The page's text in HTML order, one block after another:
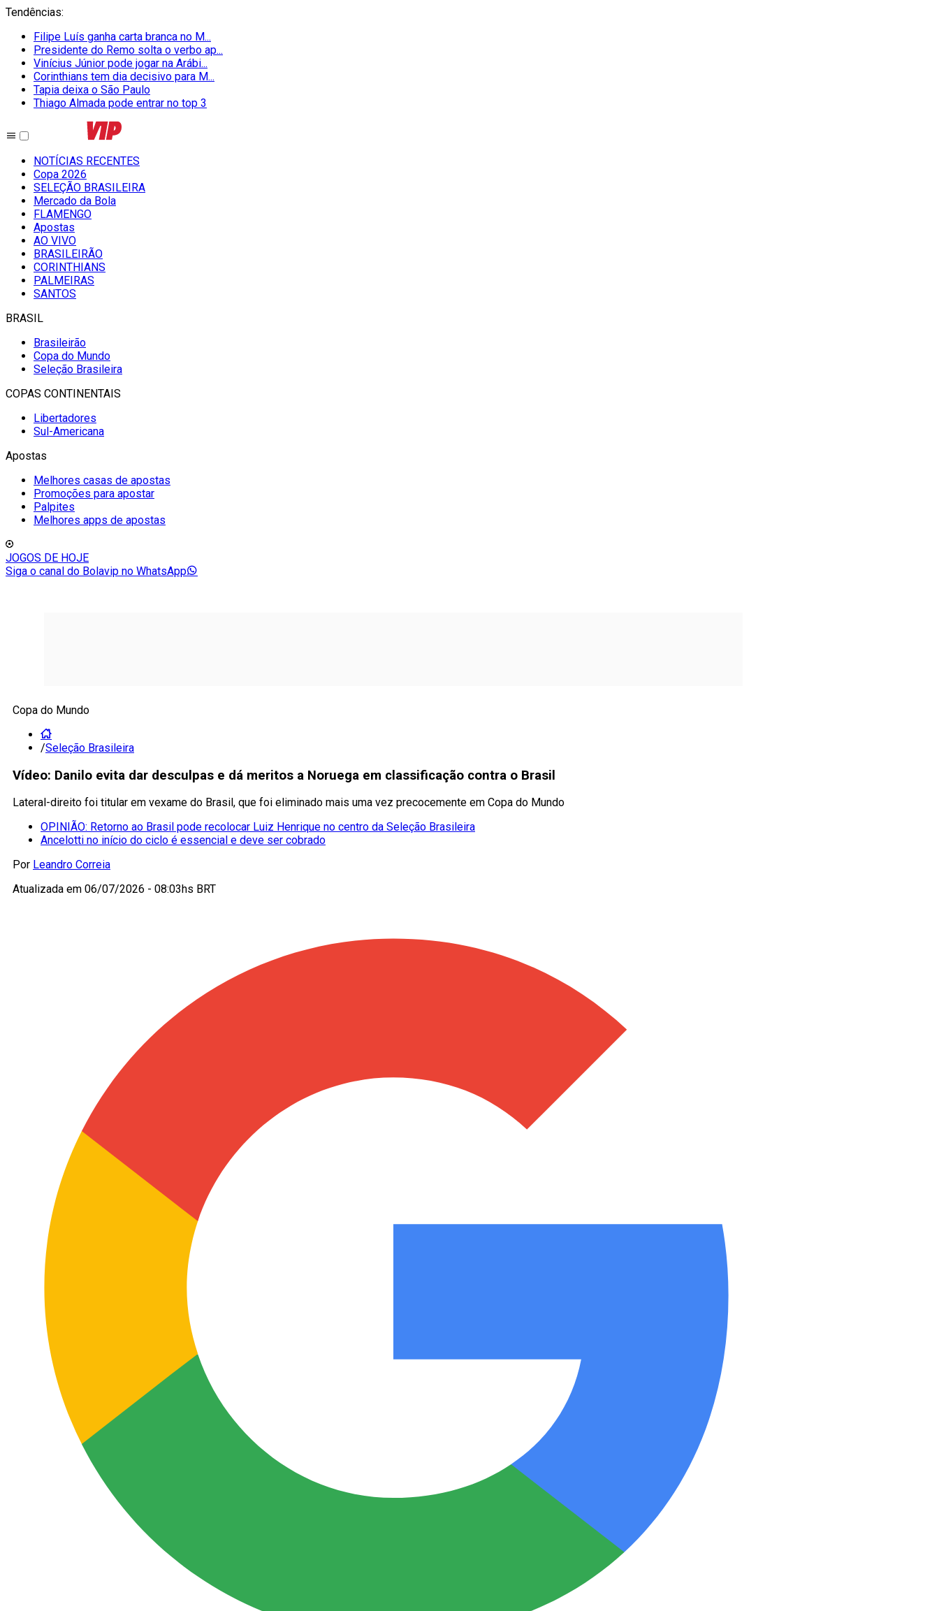
Tendências:
Filipe Luís ganha carta branca no M...
Presidente do Remo solta o verbo ap...
Vinícius Júnior pode jogar na Arábi...
Corinthians tem dia decisivo para M...
Tapia deixa o São Paulo
Thiago Almada pode entrar no top 3
NOTÍCIAS RECENTES
Copa 2026
SELEÇÃO BRASILEIRA
Mercado da Bola
FLAMENGO
Apostas
AO VIVO
BRASILEIRÃO
CORINTHIANS
PALMEIRAS
SANTOS
BRASIL
Brasileirão
Copa do Mundo
Seleção Brasileira
COPAS CONTINENTAIS
Libertadores
Sul-Americana
Apostas
Melhores casas de apostas
Promoções para apostar
Palpites
Melhores apps de apostas
JOGOS DE HOJE
Siga o canal do Bolavip no WhatsApp
Copa do Mundo
/Seleção Brasileira
Vídeo: Danilo evita dar desculpas e dá meritos a Noruega em classificação contra o Brasil
Lateral-direito foi titular em vexame do Brasil, que foi eliminado mais uma vez precocemente em Copa do Mundo
OPINIÃO: Retorno ao Brasil pode recolocar Luiz Henrique no centro da Seleção Brasileira
Ancelotti no início do ciclo é essencial e deve ser cobrado
Por Leandro Correia
Atualizada em 06/07/2026 - 08:03hs BRT